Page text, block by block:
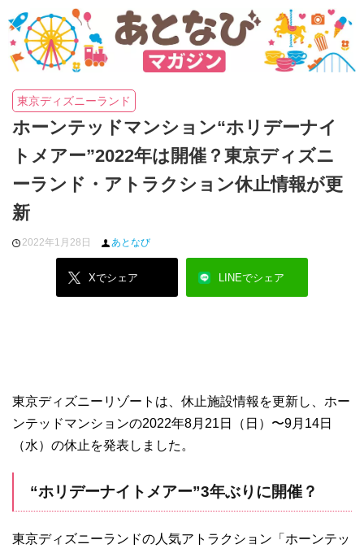
東京ディズニーランド
ホーンテッドマンション“ホリデーナイ
トメアー”2022年は開催？東京ディズニ
ーランド・アトラクション休止情報が更
新
2022年1月28日 あとなび
Xでシェア LINEでシェア
東京ディズニーリゾートは、休止施設情報を更新し、ホー
ンテッドマンションの2022年8月21日（日）〜9月14日
（水）の休止を発表しました。
“ホリデーナイトメアー”3年ぶりに開催？
東京ディズニーランドの人気アトラクション「ホーンテッ